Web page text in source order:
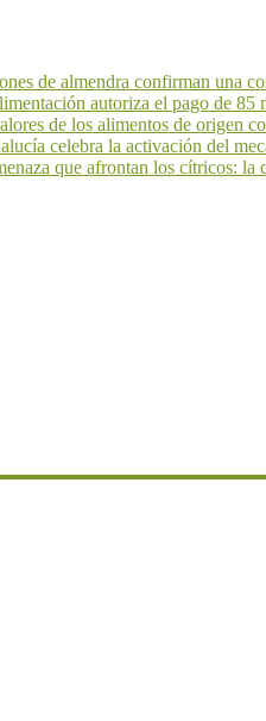
de almendra confirman una
autoriza el pago de 85
de los alimentos de origen
celebra la activación del
que afrontan los cítricos: la